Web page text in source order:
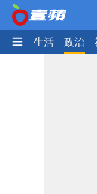
尚 生活 政治
勝：時
白海豚